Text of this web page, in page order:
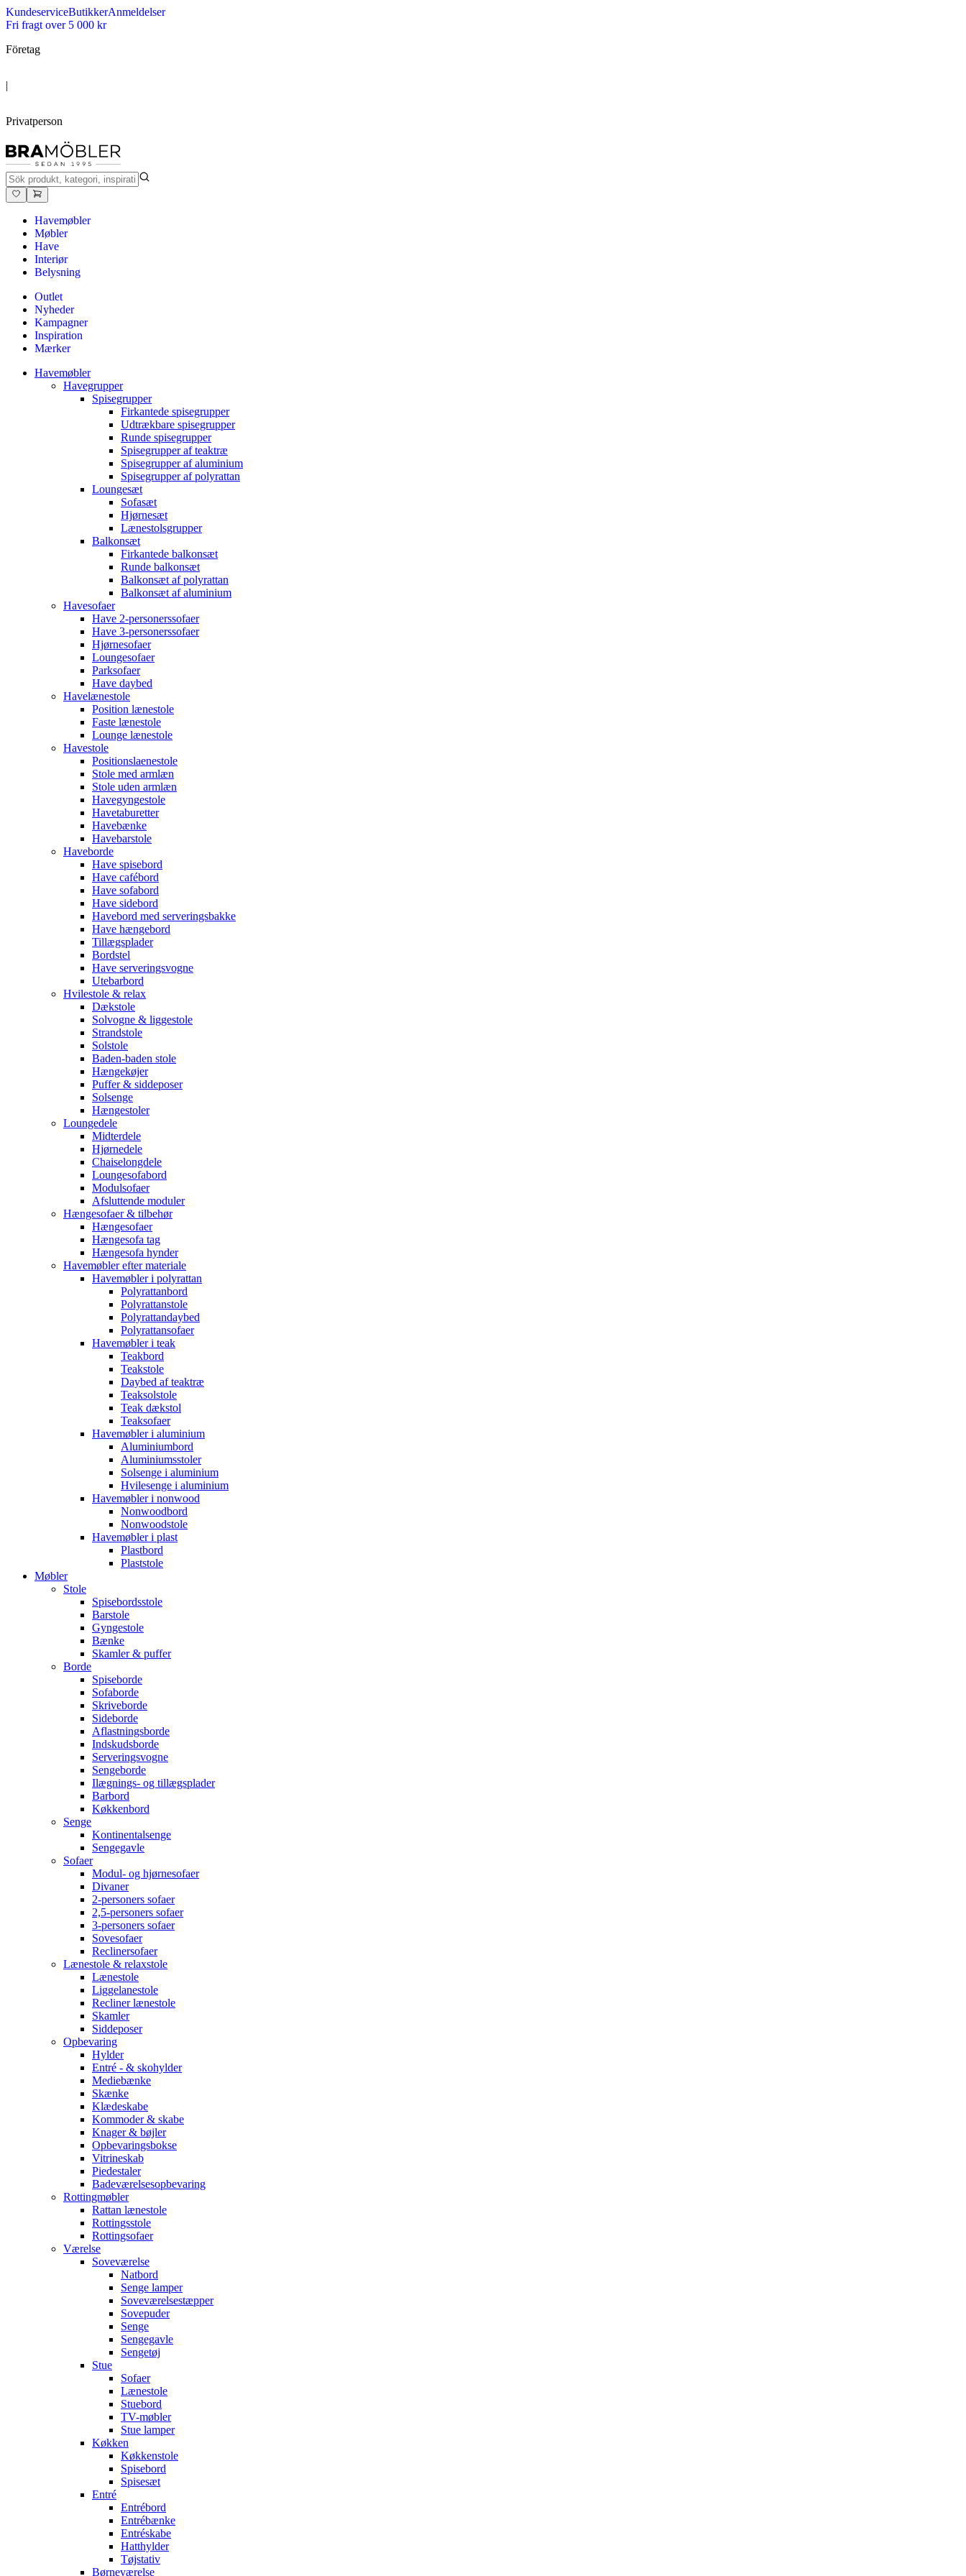
KundeserviceButikkerAnmeldelser
Fri fragt over 5 000 kr
Företag
|
Privatperson
Havemøbler
Møbler
Have
Interiør
Belysning
Outlet
Nyheder
Kampagner
Inspiration
Mærker
Havemøbler
Havegrupper
Spisegrupper
Firkantede spisegrupper
Udtrækbare spisegrupper
Runde spisegrupper
Spisegrupper af teaktræ
Spisegrupper af aluminium
Spisegrupper af polyrattan
Loungesæt
Sofasæt
Hjørnesæt
Lænestolsgrupper
Balkonsæt
Firkantede balkonsæt
Runde balkonsæt
Balkonsæt af polyrattan
Balkonsæt af aluminium
Havesofaer
Have 2-personerssofaer
Have 3-personerssofaer
Hjørnesofaer
Loungesofaer
Parksofaer
Have daybed
Havelænestole
Position lænestole
Faste lænestole
Lounge lænestole
Havestole
Positionslaenestole
Stole med armlæn
Stole uden armlæn
Havegyngestole
Havetaburetter
Havebænke
Havebarstole
Haveborde
Have spisebord
Have cafébord
Have sofabord
Have sidebord
Havebord med serveringsbakke
Have hængebord
Tillægsplader
Bordstel
Have serveringsvogne
Utebarbord
Hvilestole & relax
Dækstole
Solvogne & liggestole
Strandstole
Solstole
Baden-baden stole
Hængekøjer
Puffer & siddeposer
Solsenge
Hængestoler
Loungedele
Midterdele
Hjørnedele
Chaiselongdele
Loungesofabord
Modulsofaer
Afsluttende moduler
Hængesofaer & tilbehør
Hængesofaer
Hængesofa tag
Hængesofa hynder
Havemøbler efter materiale
Havemøbler i polyrattan
Polyrattanbord
Polyrattanstole
Polyrattandaybed
Polyrattansofaer
Havemøbler i teak
Teakbord
Teakstole
Daybed af teaktræ
Teaksolstole
Teak dækstol
Teaksofaer
Havemøbler i aluminium
Aluminiumbord
Aluminiumsstoler
Solsenge i aluminium
Hvilesenge i aluminium
Havemøbler i nonwood
Nonwoodbord
Nonwoodstole
Havemøbler i plast
Plastbord
Plaststole
Møbler
Stole
Spisebordsstole
Barstole
Gyngestole
Bænke
Skamler & puffer
Borde
Spiseborde
Sofaborde
Skriveborde
Sideborde
Aflastningsborde
Indskudsborde
Serveringsvogne
Sengeborde
Ilægnings- og tillægsplader
Barbord
Køkkenbord
Senge
Kontinentalsenge
Sengegavle
Sofaer
Modul- og hjørnesofaer
Divaner
2-personers sofaer
2,5-personers sofaer
3-personers sofaer
Sovesofaer
Reclinersofaer
Lænestole & relaxstole
Lænestole
Liggelanestole
Recliner lænestole
Skamler
Siddeposer
Opbevaring
Hylder
Entré - & skohylder
Mediebænke
Skænke
Klædeskabe
Kommoder & skabe
Knager & bøjler
Opbevaringsbokse
Vitrineskab
Piedestaler
Badeværelsesopbevaring
Rottingmøbler
Rattan lænestole
Rottingsstole
Rottingsofaer
Værelse
Soveværelse
Natbord
Senge lamper
Soveværelsestæpper
Sovepuder
Senge
Sengegavle
Sengetøj
Stue
Sofaer
Lænestole
Stuebord
TV-møbler
Stue lamper
Køkken
Køkkenstole
Spisebord
Spisesæt
Entré
Entrébord
Entrébænke
Entréskabe
Hatthylder
Tøjstativ
Børneværelse